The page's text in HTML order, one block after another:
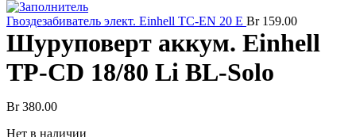
Гвоздезабиватель элект. Einhell TC-EN 20 E Br159.00
Шуруповерт аккум. Einhell
TP-CD 18/80 Li BL-Solo
Br380.00
Нет в наличии